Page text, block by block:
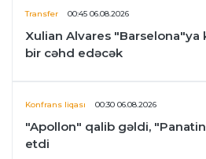
Transfer 00:45 06.08.2026
Xulian Alvares
bir cəhd edəcək
Konfrans liqası 00:30 06.08.2026
"Apollon" qalib gəldi,
etdi